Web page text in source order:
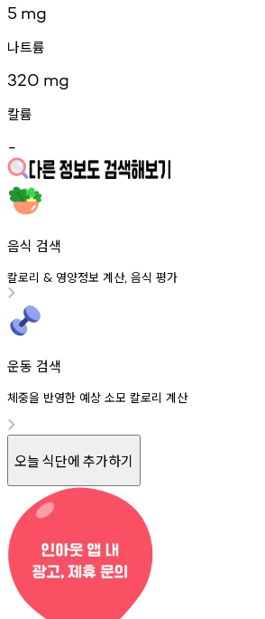
5 mg
나트륨
320 mg
칼륨
-
음식 검색
칼로리 & 영양정보 계산, 음식 평가
운동 검색
체중을 반영한 예상 소모 칼로리 계산
오늘 식단에 추가하기